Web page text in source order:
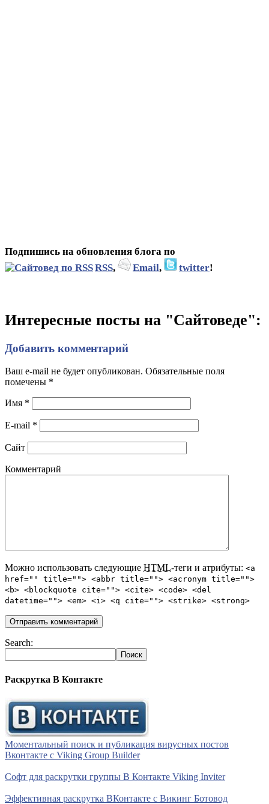
Подпишись на обновления блога по
RSS, Email, twitter!
Интересные посты на "Сайтоведе":
Добавить комментарий
Ваш e-mail не будет опубликован. Обязательные поля
помечены *
Имя *
E-mail *
Сайт
Комментарий
Можно использовать следующие HTML-теги и атрибуты: <a
href="" title=""> <abbr title=""> <acronym title="">
<b> <blockquote cite=""> <cite> <code> <del
datetime=""> <em> <i> <q cite=""> <strike> <strong>
Search:
Раскрутка В Контакте
Моментальный поиск и публикация вирусных постов
Вконтакте с Viking Group Builder
Софт для раскрутки группы В Контакте Viking Inviter
Эффективная раскрутка ВКонтакте с Викинг Ботовод